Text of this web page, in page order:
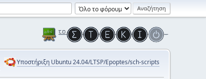
Υποστήριξη Ubuntu 24.04/LTSP/Epoptes/sch-scripts